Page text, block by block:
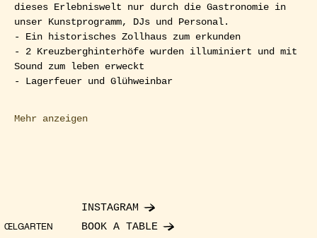
dieses Erlebniswelt nur durch die Gastronomie in
unser Kunstprogramm, DJs und Personal.
- Ein historisches Zollhaus zum erkunden
- 2 Kreuzberghinterhöfe wurden illuminiert und mit
Sound zum leben erweckt
- Lagerfeuer und Glühweinbar
Mehr anzeigen
ŒLGARTEN
INSTAGRAM
BOOK A TABLE